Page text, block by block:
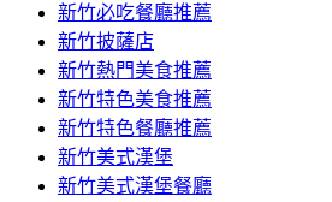
新竹必吃餐廳推薦
新竹披薩店
新竹熱門美食推薦
新竹特色美食推薦
新竹特色餐廳推薦
新竹美式漢堡
新竹美式漢堡餐廳